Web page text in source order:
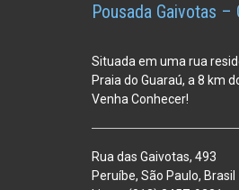
Pousada Gaivotas –
Situada em uma rua
Praia do Guaraú, a 8 km
Venha Conhecer!
Rua das Gaivotas, 493
Peruíbe, São Paulo, Brasil